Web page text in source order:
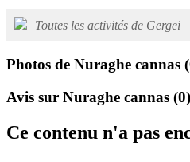
Toutes les activités de Gergei
Photos de Nuraghe cannas
Avis sur Nuraghe cannas (0)
Ce contenu n'a pas